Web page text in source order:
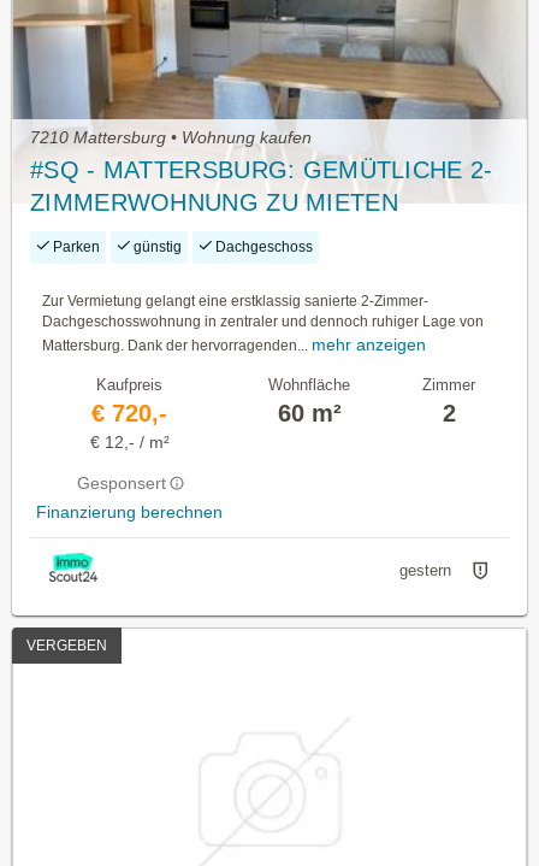
7210 Mattersburg • Wohnung kaufen
#SQ - MATTERSBURG: GEMÜTLICHE 2-
ZIMMERWOHNUNG ZU MIETEN
Parken günstig Dachgeschoss
Zur Vermietung gelangt eine erstklassig sanierte 2-Zimmer-
Dachgeschosswohnung in zentraler und dennoch ruhiger Lage von
Mattersburg. Dank der hervorragenden...
mehr anzeigen
Kaufpreis
€ 720,-
€ 12,- / m²
Gesponsert
Finanzierung berechnen
Wohnfläche
60 m²
Zimmer
2
gestern
VERGEBEN